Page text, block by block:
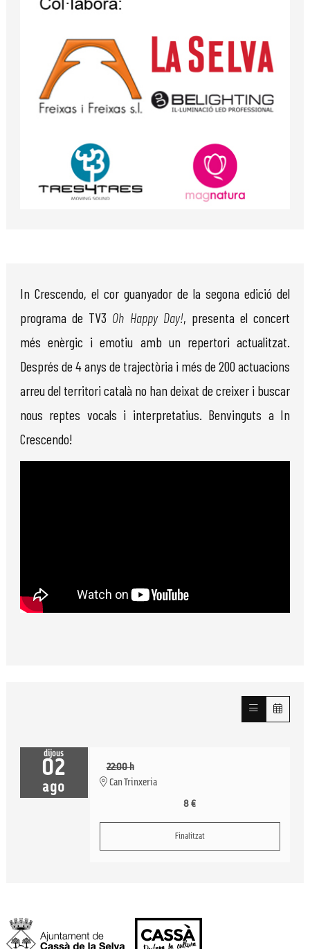
In Crescendo, el cor guanyador de la segona edició del
programa de TV3 Oh Happy Day!, presenta el concert
més enèrgic i emotiu amb un repertori actualitzat.
Després de 4 anys de trajectòria i més de 200 actuacions
arreu del territori català no han deixat de creixer i buscar
nous reptes vocals i interpretatius. Benvinguts a In
Crescendo!
dijous
02
ago
22:00 h
Can Trinxeria
8 €
Finalitzat